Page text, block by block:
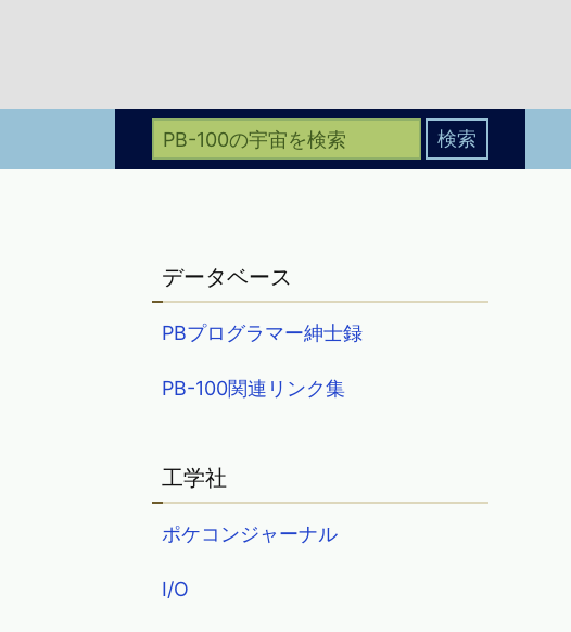
データベース
PBプログラマー紳士録
PB-100関連リンク集
工学社
ポケコンジャーナル
I/O